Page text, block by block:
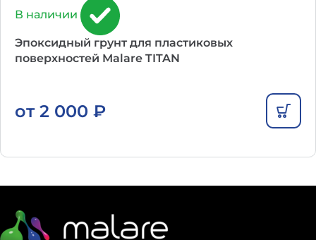
В наличии
Эпоксидный грунт для пластиковых
поверхностей Malare TITAN
от 2 000 ₽